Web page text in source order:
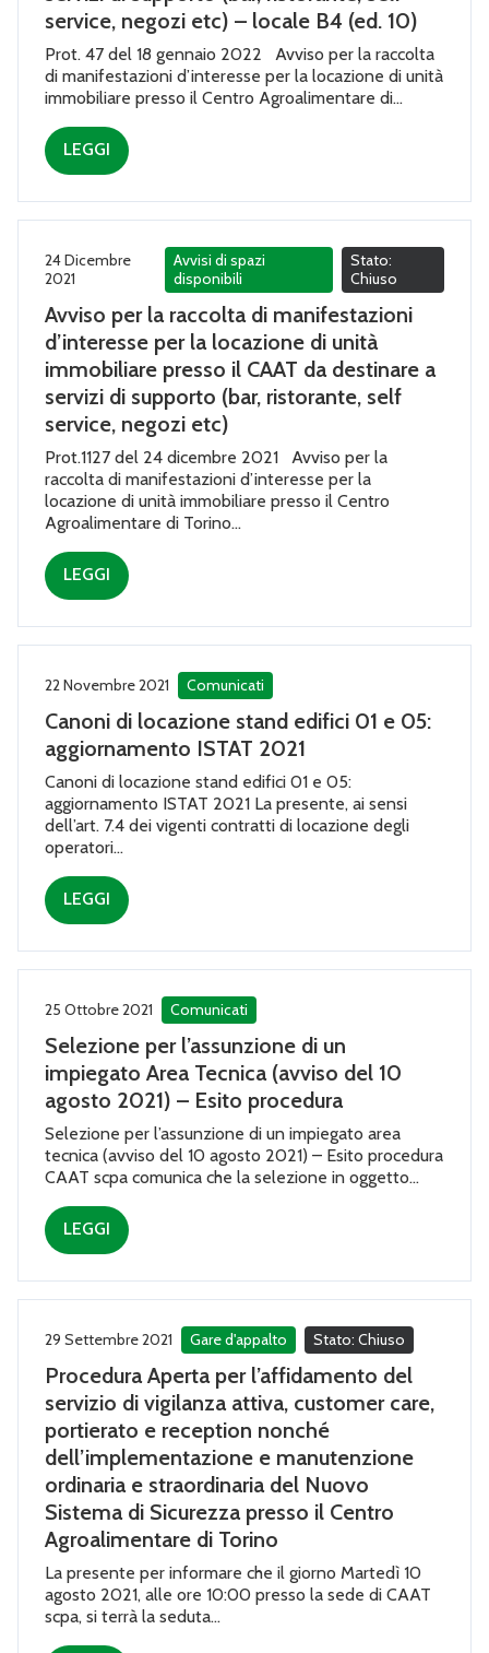
service, negozi etc) – locale B4 (ed. 10)
Prot. 47 del 18 gennaio 2022 Avviso per la raccolta
di manifestazioni d’interesse per la locazione di unità
immobiliare presso il Centro Agroalimentare di...
LEGGI
24 Dicembre
2021
Avvisi di spazi
disponibili
Stato:
Chiuso
Avviso per la raccolta di manifestazioni
d’interesse per la locazione di unità
immobiliare presso il CAAT da destinare a
servizi di supporto (bar, ristorante, self
service, negozi etc)
Prot.1127 del 24 dicembre 2021 Avviso per la
raccolta di manifestazioni d’interesse per la
locazione di unità immobiliare presso il Centro
Agroalimentare di Torino...
LEGGI
22 Novembre 2021 Comunicati
Canoni di locazione stand edifici 01 e 05:
aggiornamento ISTAT 2021
Canoni di locazione stand edifici 01 e 05:
aggiornamento ISTAT 2021 La presente, ai sensi
dell’art. 7.4 dei vigenti contratti di locazione degli
operatori...
LEGGI
25 Ottobre 2021 Comunicati
Selezione per l’assunzione di un
impiegato Area Tecnica (avviso del 10
agosto 2021) – Esito procedura
Selezione per l’assunzione di un impiegato area
tecnica (avviso del 10 agosto 2021) – Esito procedura
CAAT scpa comunica che la selezione in oggetto...
LEGGI
29 Settembre 2021 Gare d'appalto Stato: Chiuso
Procedura Aperta per l’affidamento del
servizio di vigilanza attiva, customer care,
portierato e reception nonché
dell’implementazione e manutenzione
ordinaria e straordinaria del Nuovo
Sistema di Sicurezza presso il Centro
Agroalimentare di Torino
La presente per informare che il giorno Martedì 10
agosto 2021, alle ore 10:00 presso la sede di CAAT
scpa, si terrà la seduta...